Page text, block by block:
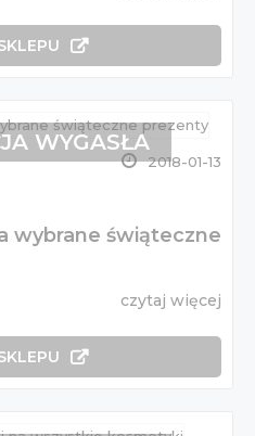
2018-01-13
wybrane świąteczne
czytaj więcej
WYGASŁA